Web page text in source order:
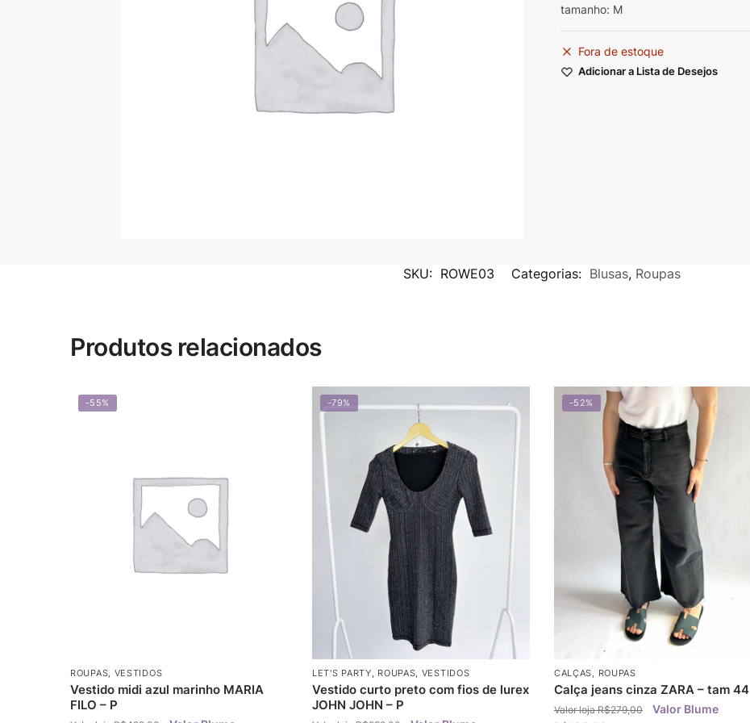
tamanho: M
Fora de estoque
Adicionar a Lista de Desejos
SKU: ROWE03 Categorias: Blusas, Roupas
Produtos relacionados
-55%
ROUPAS VESTIDOS
Vestido midi azul marinho MARIA
FILO – P
-79%
LET'S PARTY ROUPAS VESTIDOS
Vestido curto preto com fios de lurex
JOHN JOHN – P
-52%
CALÇAS ROUPAS
Calça jeans cinza ZARA – tam 44
R$279,00